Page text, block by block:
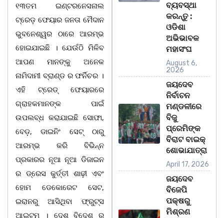
୧୩ତମ ଇଣ୍ଟରନେସନାଲ
ଟ୍ରେଡ଼ ଫେୟାର ଜନତା ମୈଦାନ
ଭୁବନେଶ୍ୱର ଠାରେ ଆରମ୍ଭ
ହୋଇଯାଇଛି । ଯେଉଁଠି ମିଳିବ
ଆପଣ ମାନଙ୍କୁ ଅନେକ
ନାମିଦାମୀ ବ୍ରାଣ୍ଡ ର ଫର୍ନିଚର ।
ଏହି ଟ୍ରେଡ୍ ଫେୟାରରେ
ଗ୍ରାହକମାନଙ୍କ ପାଇଁ
ଉପଲବ୍ଧ କରାଯାଇଛି ସୋଫା,
ବେଡ଼, ଡାଇନିଂ ସେଟ୍ ଠାରୁ
ଆରମ୍ଭ କରି ବିଭିନ୍ନ
ପ୍ରକାରର ନୂଆ ନୂଆ ଡିଜାଇନ
ର ଡ୍ରେସ କୁର୍ତ୍ତୀ ଶାଢ଼ୀ ଏବଂ
ହୋମ ଡେକୋରେଟ ସେଟ,
ଇରାନରୁ ଆସିଥିବା ଫ୍ରୁଟ୍ସ
ଆଇଟମ । ଦେଶ ବିଦେଶ ରୁ
ବ୍ୟବସ୍ଥା
କରନ୍ତୁ :
ଓଡିଶା
ଅଭିଭାବକ
ମହାସଂଘ
August 6,
2026
ଜୟଦେବ
ନିର୍ବାଚନ
ମଣ୍ଡଳୀରେ
ବିଜୁ
ପ୍ରେମିଙ୍କ
ବିରାଟ ବାଇକ୍
ଶୋଭାଯାତ୍ରା
April 17, 2026
ଜୟଦେବ
ବିଜେପି
ପକ୍ଷରୁ
ମିଶ୍ରଣ